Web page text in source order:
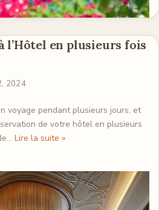
l’Hôtel en plusieurs fois
2024
voyage pendant plusieurs jours, et
de votre hôtel en plusieurs
Lire la suite »